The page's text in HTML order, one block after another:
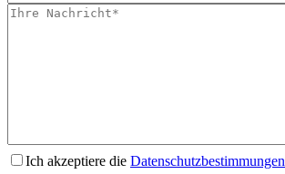
Ich akzeptiere die Datenschutzbestimmungen